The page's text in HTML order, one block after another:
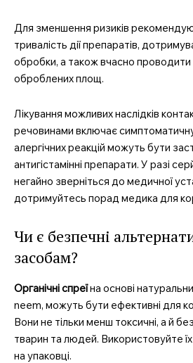
Для зменшення ризиків
тривалість дії препаратів,
обробки, а також вчасно
оброблених площ.
Лікування можливих наслідків
речовинами включає
алергічних реакцій можуть бути
антигістамінні препарати. У разі
негайно зверніться до медичної
дотримуйтесь порад медика для
Чи є безпечні
засобам?
Органічні спреїна основі
neem, можуть бути ефективні для
Вони не тільки менш токсичні, а й
тварин та людей. Використовуйте їх
на упаковці.